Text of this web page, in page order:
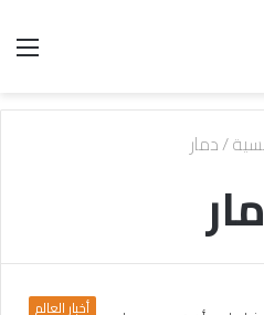
/دمار
أخبار العالم